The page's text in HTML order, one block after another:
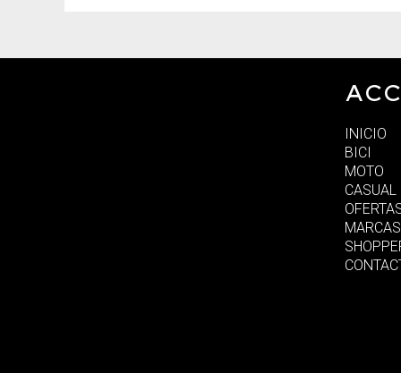
INICIO
BICI
MOTO
CASUAL
MARCAS